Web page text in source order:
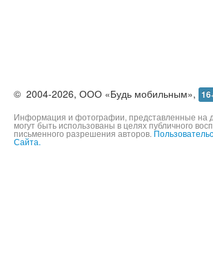
© 2004-2026, ООО «Будь мобильным»,
Информация и фотографии, представленные на
могут быть использованы в целях публичного
письменного разрешения авторов.
Сайта.